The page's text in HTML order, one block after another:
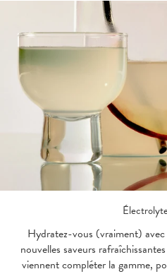
Hydratez-vous (vraiment) avec
nouvelles saveurs
viennent compléter la gamme,